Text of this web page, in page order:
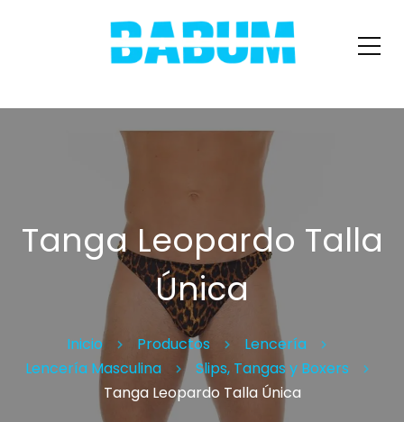
Tanga Leopardo Talla
Única
Inicio Productos
Lencería
Lencería Masculina
Slips, Tangas y Boxers
Tanga Leopardo Talla Única